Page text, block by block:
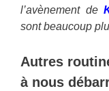
l’avènement de
sont beaucoup
Autres
à nous